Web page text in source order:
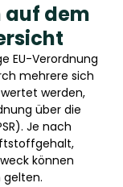
auf dem
EU-Verordnung
mehrere sich
werden,
über die
Je nach
können
gelten.